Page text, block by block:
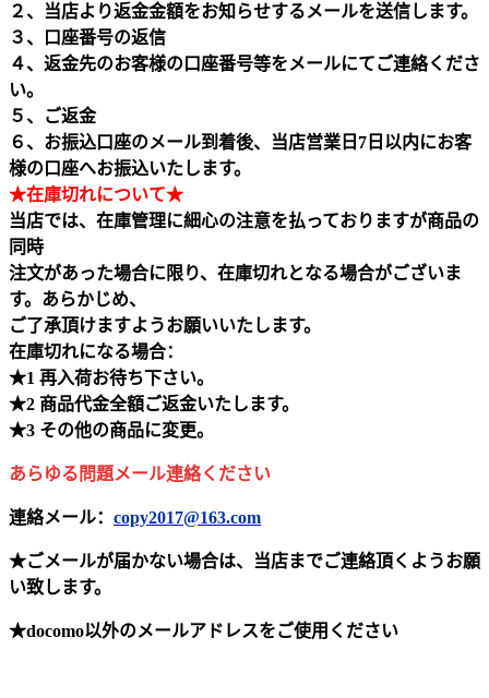
２、当店より返金金額をお知らせするメールを送信します。
３、口座番号の返信
４、返金先のお客様の口座番号等をメールにてご連絡くださ
い。
５、ご返金
６、お振込口座のメール到着後、当店営業日7日以内にお客
様の口座へお振込いたします。
★在庫切れについて★
当店では、在庫管理に細心の注意を払っておりますが商品の
同時
注文があった場合に限り、在庫切れとなる場合がございま
す。あらかじめ、
ご了承頂けますようお願いいたします。
在庫切れになる場合：
★1 再入荷お待ち下さい。
★2 商品代金全額ご返金いたします。
★3 その他の商品に変更。
あらゆる問題メール連絡ください
連絡メール： copy2017@163.com
★ごメールが届かない場合は、当店までご連絡頂くようお願
い致します。
★docomo以外のメールアドレスをご使用ください